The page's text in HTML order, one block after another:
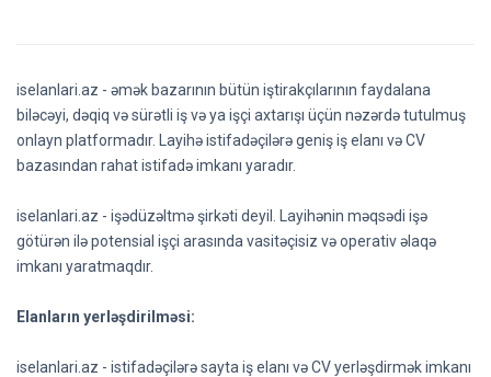
iselanlari.az - əmək bazarının bütün iştirakçılarının faydalana
biləcəyi, dəqiq və sürətli iş və ya işçi axtarışı üçün nəzərdə tutulmuş
onlayn platformadır. Layihə istifadəçilərə geniş iş elanı və CV
bazasından rahat istifadə imkanı yaradır.
iselanlari.az - işədüzəltmə şirkəti deyil. Layihənin məqsədi işə
götürən ilə potensial işçi arasında vasitəçisiz və operativ əlaqə
imkanı yaratmaqdır.
Elanların yerləşdirilməsi:
iselanlari.az - istifadəçilərə sayta iş elanı və CV yerləşdirmək imkanı